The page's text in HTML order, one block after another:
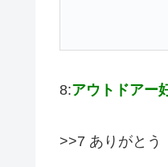
8:アウトドアー
>>7 ありがとう